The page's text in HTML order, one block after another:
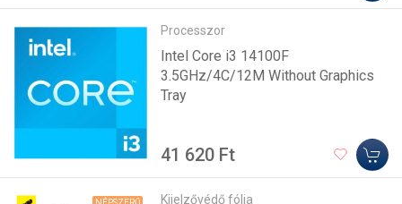
Processzor
Intel Core i3 14100F
3.5GHz/4C/12M Without Graphics
Tray
41 620 Ft
Kijelzővédő fólia